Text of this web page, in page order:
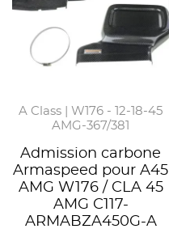
A Class | W176 - 12-18-45
AMG-367/381
Admission carbone
Armaspeed pour A45
AMG W176 / CLA 45
AMG C117-
ARMABZA450G-A